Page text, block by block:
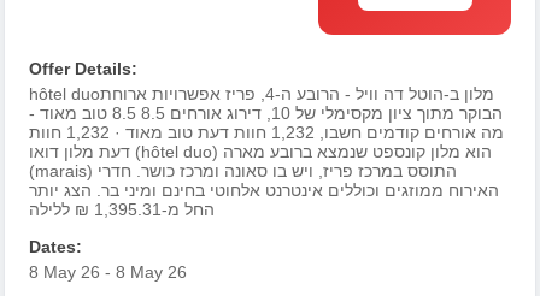
Offer Details:
hôtel duoמלון ב-הוטל דה וויל - הרובע ה-4, פריז אפשרויות ארוחת
הבוקר מתוך ציון מקסימלי של 10, דירוג אורחים 8.5 8.5 טוב מאוד -
מה אורחים קודמים חשבו, 1,232 חוות דעת טוב מאוד · 1,232 חוות
דעת מלון דואו (hôtel duo) הוא מלון קונספט שנמצא ברובע מארה
(marais) התוסס במרכז פריז, ויש בו סאונה ומרכז כושר. חדרי
האירוח ממוזגים וכוללים אינטרנט אלחוטי בחינם ומיני בר. הצג יותר
החל מ-1,395.31 ₪ ללילה
Dates:
8 May 26 - 8 May 26